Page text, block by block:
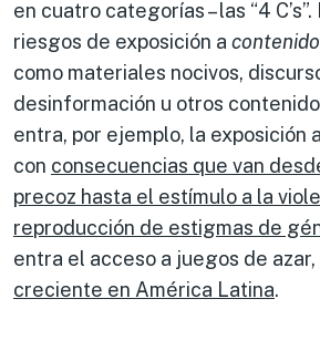
en cuatro categorías – las “4
riesgos de exposición a contenido
como materiales nocivos,
desinformación u otros
entra, por ejemplo, la exposición
con consecuencias que van
precoz hasta el estímulo a la
reproducción de estigmas de
entra el acceso a juegos de azar,
creciente en América Latina.